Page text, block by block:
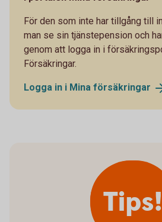
För den som inte har tillgång till
man se sin tjänstepension och
genom att logga in i
Försäkringar.
Logga in i Mina försäkringar
Tips!